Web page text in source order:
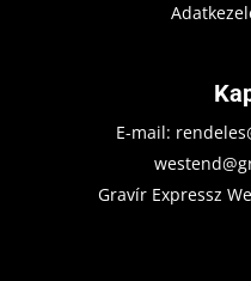
E-mail:
Gravír Expressz